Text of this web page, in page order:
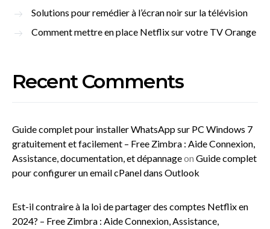
Solutions pour remédier à l’écran noir sur la télévision
Comment mettre en place Netflix sur votre TV Orange
Recent Comments
Guide complet pour installer WhatsApp sur PC Windows 7
gratuitement et facilement – Free Zimbra : Aide Connexion,
Assistance, documentation, et dépannageon Guide complet
pour configurer un email cPanel dans Outlook
Est-il contraire à la loi de partager des comptes Netflix en
2024? – Free Zimbra : Aide Connexion, Assistance,